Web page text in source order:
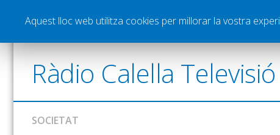
Notícies Esports Pòdcasts Vídeos
Ràdio Calella Televisió
SOCIETAT
Aquest lloc web utilitza cookies per millorar la vostra